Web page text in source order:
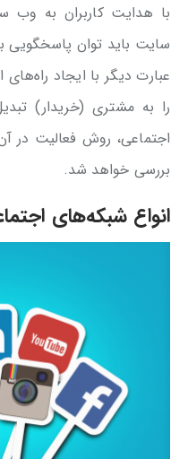
با هدایت کاربران به
سایت باید توان پاسخگویی
عبارت دیگر با ایجاد راه‌های
را به مشتری (خریدار)
اجتماعی، روش فعالیت در
بررسی خواهد شد.
انواع شبکه‌های